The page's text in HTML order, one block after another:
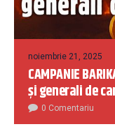
noiembrie 21, 2025
CAMPANIE
și generali de
0 Comentariu